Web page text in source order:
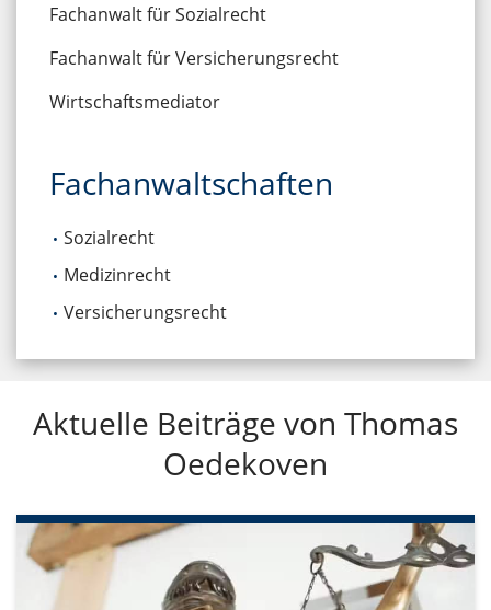
Fachanwalt für Sozialrecht
Fachanwalt für Versicherungsrecht
Wirtschaftsmediator
Fachanwaltschaften
Sozialrecht
Medizinrecht
Versicherungsrecht
Aktuelle Beiträge von Thomas
Oedekoven